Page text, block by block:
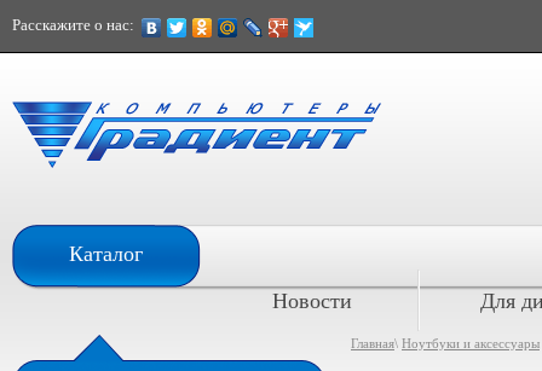
Расскажите о нас:
Каталог
Новости
Для
Главная\ Ноутбуки и аксессуары